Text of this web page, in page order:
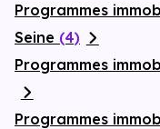
Programmes
Seine (4)
Programmes
Programmes